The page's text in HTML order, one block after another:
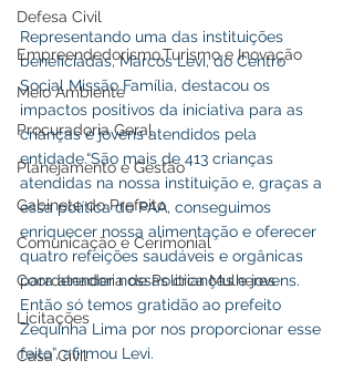
Defesa Civil
Empreendedorismo,Turismo e Inovação
Meio Ambiente
Procuradoria Geral
Planejamento e Gestão
Gabinete do Prefeito
Comunicação e Cerimonial
Coordenadoria de Politica Mulheres
Licitações
Casa Civil
Representando uma das instituições
beneficiadas, Marcos Levi, do Centro
Social Missão Família, destacou os
impactos positivos da iniciativa para as
crianças e jovens atendidos pela
entidade.“São mais de 413 crianças
atendidas na nossa instituição e, graças a
essa política do PAA, conseguimos
enriquecer nossa alimentação e oferecer
quatro refeições saudáveis e orgânicas
para atender nossas crianças e jovens.
Então só temos gratidão ao prefeito
Zequinha Lima por nos proporcionar esse
feito”, afirmou Levi.